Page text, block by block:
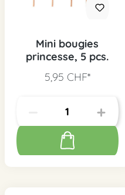
Mini bougies
princesse, 5 pcs.
5,95 CHF*